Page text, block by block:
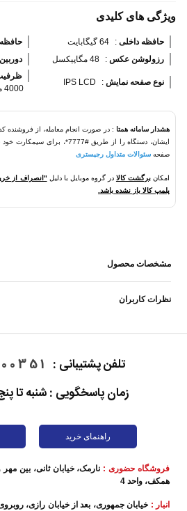
ویژگی های کلیدی
حافظه داخلی : 64 گیگابایت حافظه RAM
رزولوشن عکس : 48 مگاپیکسل
نوع صفحه نمایش :
IPS LCD
4000 میلی‌ آمپر ساعت
هشدار سامانه همتا : در صورت انجام معامله، از فروشنده
ایشان، دستگاه را از طریق
صفحه سئوالات متداول رجیستری
امکانبرگشت کالا در گروه موبایل با دلیل "انصراف از
پلمپ کالا باز نشده باشد.
مشخصات محصول
نظرات کاربران
تلفن پشتیبانی : - 021
زمان پاسخگویی : شنبه تا پنج شنبه
راهنمای خرید
فروشگاه حضوری : نارمک، خیابان ثانی، بین
همکف، واحد 4
انبار : خیابان جمهوری، بعد از خیابان رازی،